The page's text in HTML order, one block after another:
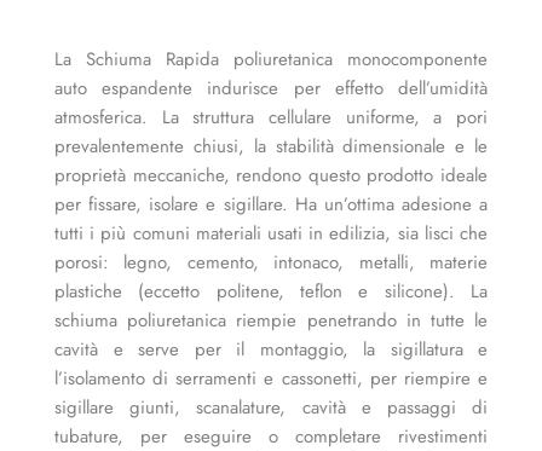
La Schiuma Rapida poliuretanica monocomponente
auto espandente indurisce per effetto dell’umidità
atmosferica. La struttura cellulare uniforme, a pori
prevalentemente chiusi, la stabilità dimensionale e le
proprietà meccaniche, rendono questo prodotto ideale
per fissare, isolare e sigillare. Ha un’ottima adesione a
tutti i più comuni materiali usati in edilizia, sia lisci che
porosi: legno, cemento, intonaco, metalli, materie
plastiche (eccetto politene, teflon e silicone). La
schiuma poliuretanica riempie penetrando in tutte le
cavità e serve per il montaggio, la sigillatura e
l’isolamento di serramenti e cassonetti, per riempire e
sigillare giunti, scanalature, cavità e passaggi di
tubature, per eseguire o completare rivestimenti